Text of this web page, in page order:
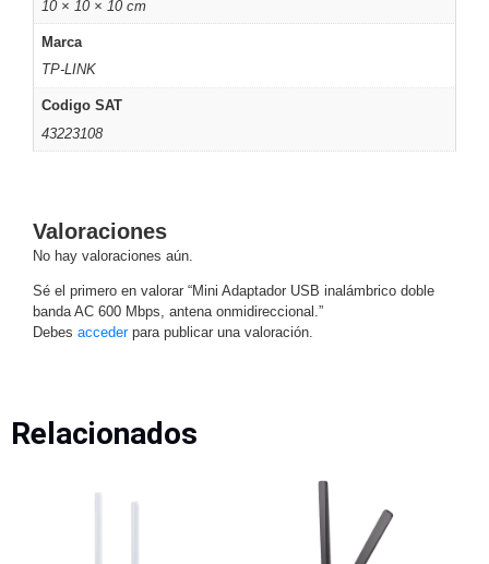
/ CVI
Drones,
Robots e
Industrial
Cámaras
Industriales
ParedBaterías
de
AlimentaciónFuentes
de
Alimentación
PoEPDU
Plantas
de
de Largo
10 × 10 × 10 cm
Marca
TP-LINK
Codigo SAT
43223108
Valoraciones
No hay valoraciones aún.
Sé el primero en valorar “Mini Adaptador USB inalámbrico doble
banda AC 600 Mbps, antena onmidireccional.”
Debes accederpara publicar una valoración.
Relacionados